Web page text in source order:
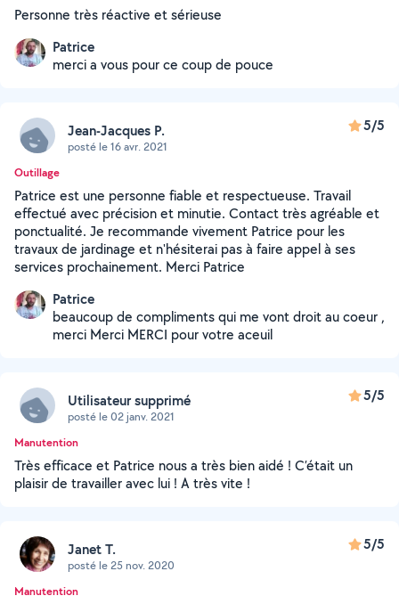
Personne très réactive et sérieuse
Patrice
merci a vous pour ce coup de pouce
Jean-Jacques P.
posté le 16 avr. 2021
5/5
Outillage
Patrice est une personne fiable et respectueuse. Travail
effectué avec précision et minutie. Contact très agréable et
ponctualité. Je recommande vivement Patrice pour les
travaux de jardinage et n'hésiterai pas à faire appel à ses
services prochainement. Merci Patrice
Patrice
beaucoup de compliments qui me vont droit au coeur ,
merci Merci MERCI pour votre aceuil
Utilisateur supprimé
posté le 02 janv. 2021
5/5
Manutention
Très efficace et Patrice nous a très bien aidé ! C’était un
plaisir de travailler avec lui ! A très vite !
Janet T.
posté le 25 nov. 2020
5/5
Manutention